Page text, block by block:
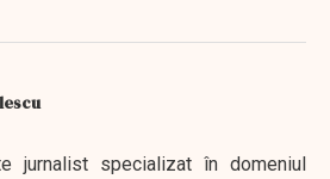
jurnalist specializat în domeniul